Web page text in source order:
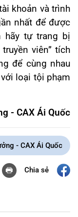
khoản và trình
nhất để được
hãy tự trang bị
viên” tích
để cùng nhau
loại tội phạm
- CAX Ái Quốc
- CAX Ái Quốc
Chia sẻ